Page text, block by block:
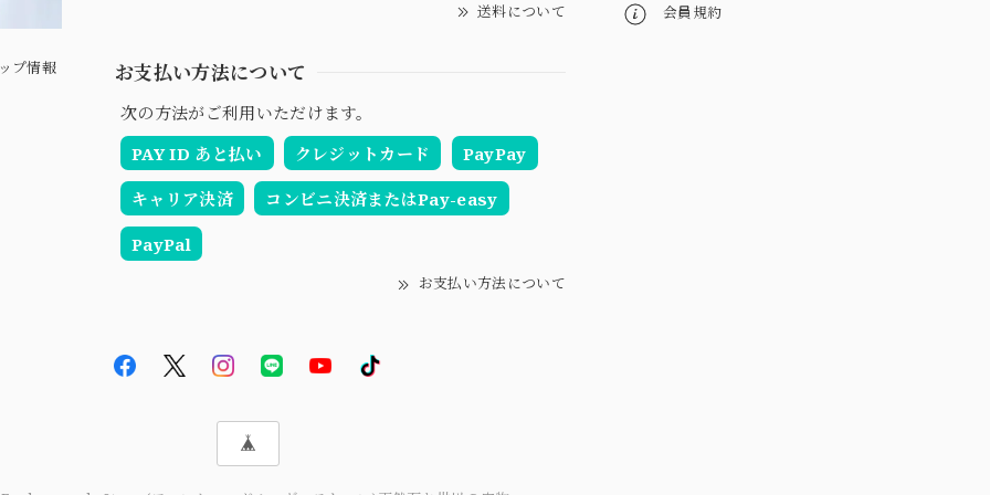
プ情報
送料について
お支払い方法について
次の方法がご利用いただけます。
PAY ID あと払い
クレジットカード PayPay
キャリア決済 コンビニ決済またはPay-easy
PayPal
お支払い方法について
会員規約